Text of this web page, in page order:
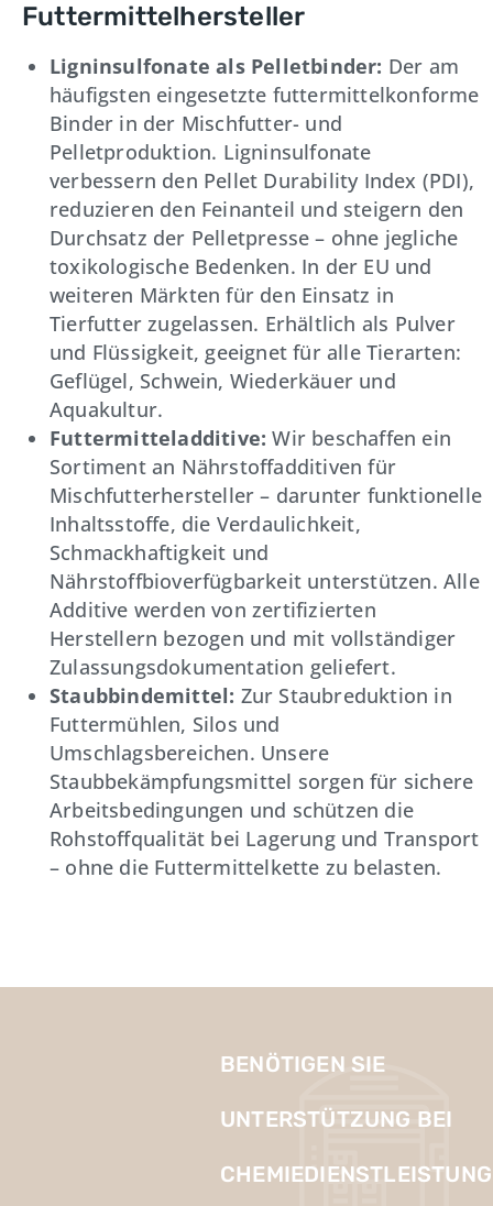
Futtermittelhersteller
Ligninsulfonate als Pelletbinder: Der am
häufigsten eingesetzte futtermittelkonforme
Binder in der Mischfutter- und
Pelletproduktion. Ligninsulfonate
verbessern den Pellet Durability Index (PDI),
reduzieren den Feinanteil und steigern den
Durchsatz der Pelletpresse – ohne jegliche
toxikologische Bedenken. In der EU und
weiteren Märkten für den Einsatz in
Tierfutter zugelassen. Erhältlich als Pulver
und Flüssigkeit, geeignet für alle Tierarten:
Geflügel, Schwein, Wiederkäuer und
Aquakultur.
Futtermitteladditive: Wir beschaffen ein
Sortiment an Nährstoffadditiven für
Mischfutterhersteller – darunter funktionelle
Inhaltsstoffe, die Verdaulichkeit,
Schmackhaftigkeit und
Nährstoffbioverfügbarkeit unterstützen. Alle
Additive werden von zertifizierten
Herstellern bezogen und mit vollständiger
Zulassungsdokumentation geliefert.
Staubbindemittel: Zur Staubreduktion in
Futtermühlen, Silos und
Umschlagsbereichen. Unsere
Staubbekämpfungsmittel sorgen für sichere
Arbeitsbedingungen und schützen die
Rohstoffqualität bei Lagerung und Transport
– ohne die Futtermittelkette zu belasten.
BENÖTIGEN SIE
UNTERSTÜTZUNG BEI